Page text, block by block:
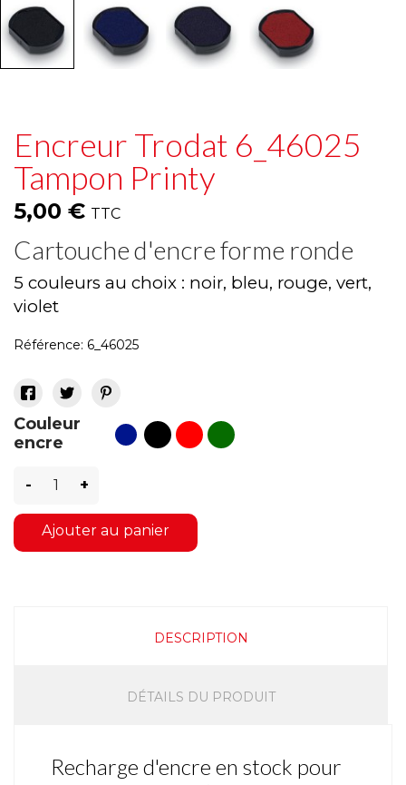
Encreur Trodat 6_46025
Tampon Printy
5,00 € TTC
Cartouche d'encre forme ronde
5 couleurs au choix : noir, bleu, rouge, vert,
violet
Référence: 6_46025
Couleur
encre
bleunoir rougevert
- +
Ajouter au panier
DESCRIPTION
DÉTAILS DU PRODUIT
Recharge d'encre en stock pour